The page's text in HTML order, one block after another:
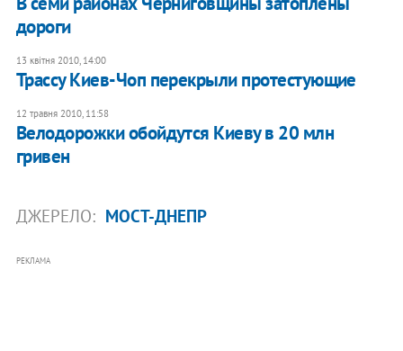
дороги
13 квітня 2010, 14:00
Трассу Киев-Чоп перекрыли протестующие
12 травня 2010, 11:58
Велодорожки обойдутся Киеву в 20 млн
гривен
ДЖЕРЕЛО: МОСТ-ДНЕПР
РЕКЛАМА